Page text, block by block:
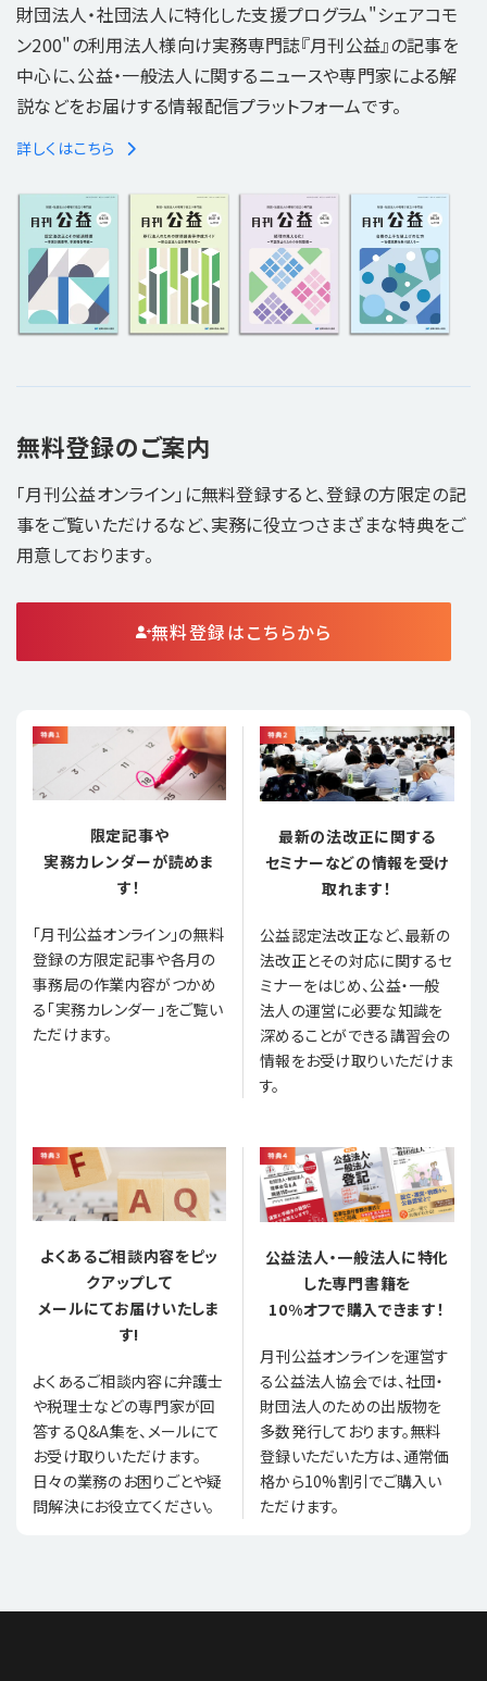
財団法人・社団法人に特化した支援プログラム"シェアコモ
ン200"の利用法人様向け実務専門誌『月刊公益』の記事を
中心に、公益・一般法人に関するニュースや専門家による解
説などをお届けする情報配信プラットフォームです。
詳しくはこちら
無料登録のご案内
「月刊公益オンライン」に無料登録すると、登録の方限定の記
事をご覧いただけるなど、実務に役立つさまざまな特典をご
用意しております。
無料登録はこちらから
限定記事や
実務カレンダーが読めま
す！
「月刊公益オンライン」の無料
登録の方限定記事や各月の
事務局の作業内容がつかめ
る「実務カレンダー」をご覧い
ただけます。
最新の法改正に関する
セミナーなどの情報を受け
取れます！
公益認定法改正など、最新の
法改正とその対応に関するセ
ミナーをはじめ、公益・一般
法人の運営に必要な知識を
深めることができる講習会の
情報をお受け取りいただけま
す。
よくあるご相談内容をピッ
クアップして
メールにてお届けいたしま
す!
よくあるご相談内容に弁護士
や税理士などの専門家が回
答するQ&A集を、メールにて
お受け取りいただけます。
日々の業務のお困りごとや疑
問解決にお役立てください。
公益法人・一般法人に特化
した専門書籍を
10%オフで購入できます！
月刊公益オンラインを運営す
る公益法人協会では、社団・
財団法人のための出版物を
多数発行しております。無料
登録いただいた方は、通常価
格から10%割引でご購入い
ただけます。